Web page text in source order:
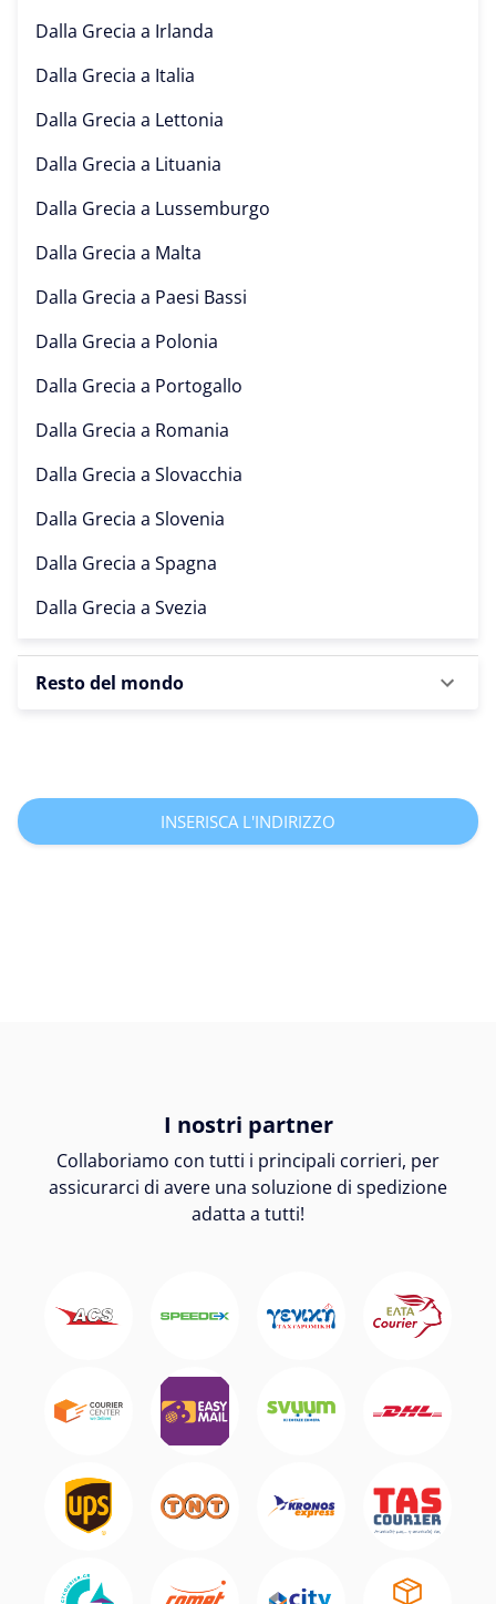
Dalla Grecia a Irlanda
Dalla Grecia a Italia
Dalla Grecia a Lettonia
Dalla Grecia a Lituania
Dalla Grecia a Lussemburgo
Dalla Grecia a Malta
Dalla Grecia a Paesi Bassi
Dalla Grecia a Polonia
Dalla Grecia a Portogallo
Dalla Grecia a Romania
Dalla Grecia a Slovacchia
Dalla Grecia a Slovenia
Dalla Grecia a Spagna
Dalla Grecia a Svezia
Resto del mondo
INSERISCA L'INDIRIZZO
I nostri partner
Collaboriamo con tutti i principali corrieri, per
assicurarci di avere una soluzione di spedizione
adatta a tutti!